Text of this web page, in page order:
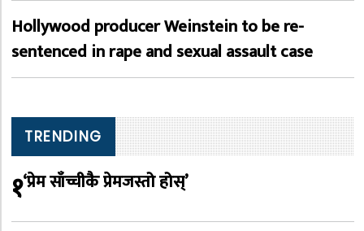
Hollywood producer Weinstein to be re-
sentenced in rape and sexual assault case
TRENDING
१‘प्रेम साँच्चीकै प्रेमजस्तो होस्’